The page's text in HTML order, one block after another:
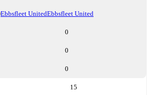
Ebbsfleet UnitedEbbsfleet United
0
0
0
15